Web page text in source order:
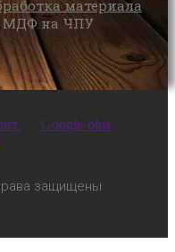
материала
МДФ на ЧПУ
Google-plus
защищены